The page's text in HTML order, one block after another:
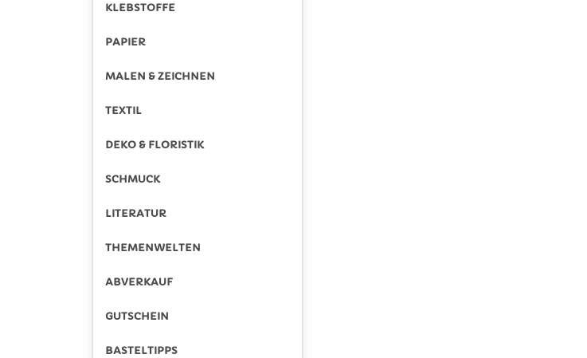
KLEBSTOFFE
PAPIER
MALEN & ZEICHNEN
TEXTIL
DEKO & FLORISTIK
SCHMUCK
LITERATUR
THEMENWELTEN
ABVERKAUF
GUTSCHEIN
BASTELTIPPS